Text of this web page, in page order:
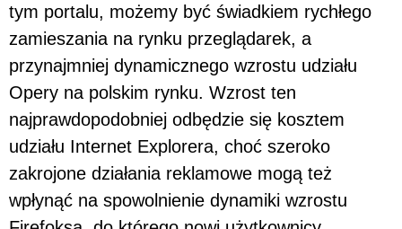
tym portalu, możemy być świadkiem rychłego
zamieszania na rynku przeglądarek, a
przynajmniej dynamicznego wzrostu udziału
Opery na polskim rynku. Wzrost ten
najprawdopodobniej odbędzie się kosztem
udziału Internet Explorera, choć szeroko
zakrojone działania reklamowe mogą też
wpłynąć na spowolnienie dynamiki wzrostu